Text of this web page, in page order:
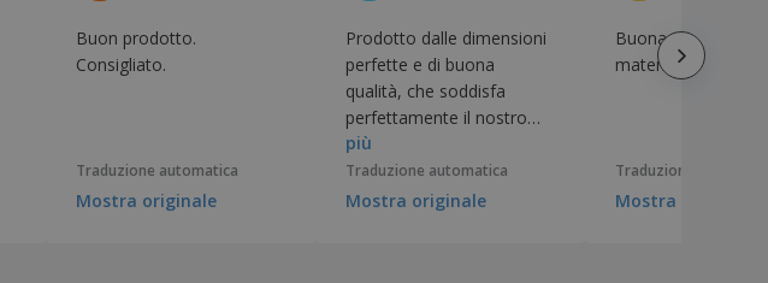
Buon prodotto.
Consigliato.
Traduzione automatica
Mostra originale
Prodotto dalle dimensioni
perfette e di buona
qualità, che soddisfa
perfettamente il nostro
scopo, oltre ad essere uno
dei pochi che consente la
stampa in più di un colore.
più
Traduzione automatica
Mostra originale
Buona qualità del
materiale e della
Traduzione
Mostra originale